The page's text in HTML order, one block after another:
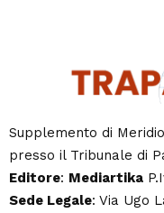
Supplemento di
presso il Tribunale di
Editore: Mediartika
Sede Legale: Via Ugo